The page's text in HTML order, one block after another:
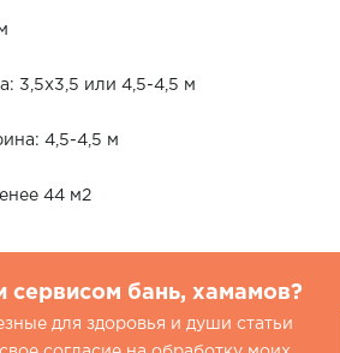
3,5х3,5 или 4,5-4,5 м
4,5-4,5 м
44 м2
сервисом бань, хамамов?
для здоровья и души статьи